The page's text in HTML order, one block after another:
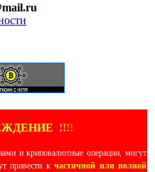
!!!!
и криповалютные операции, могут
привести кчастичной или полной